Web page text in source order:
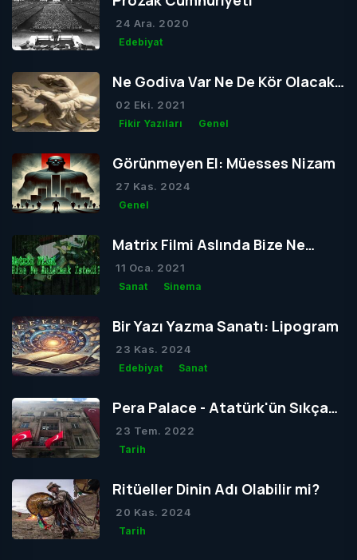
24 Ara. 2020
Edebiyat
Ne Godiva Var Ne De Kör Olacak
Tom
02 Eki. 2021
Fikir Yazıları Genel
Görünmeyen El: Müesses Nizam
27 Kas. 2024
Genel
Matrix Filmi Aslında Bize Ne
Anlatmak İstedi?
11 Oca. 2021
Sanat Sinema
Bir Yazı Yazma Sanatı: Lipogram
23 Kas. 2024
Edebiyat Sanat
Pera Palace - Atatürk'ün Sıkça
Konakladığı Otel
23 Tem. 2022
Tarih
Ritüeller Dinin Adı Olabilir mi?
20 Kas. 2024
Tarih